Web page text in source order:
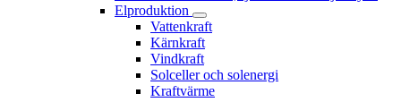
Elproduktion
Vattenkraft
Kärnkraft
Vindkraft
Solceller och solenergi
Kraftvärme